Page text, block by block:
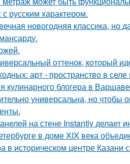
русским характером.
новогодняя классика, но
оттенок, который
арт - пространство в
кулинарного блогера в
универсальна, но
на стене Instantly делает
в доме XIX века
в историческом центре